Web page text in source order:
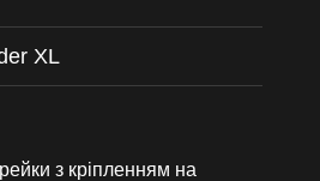
XL
з кріпленням на